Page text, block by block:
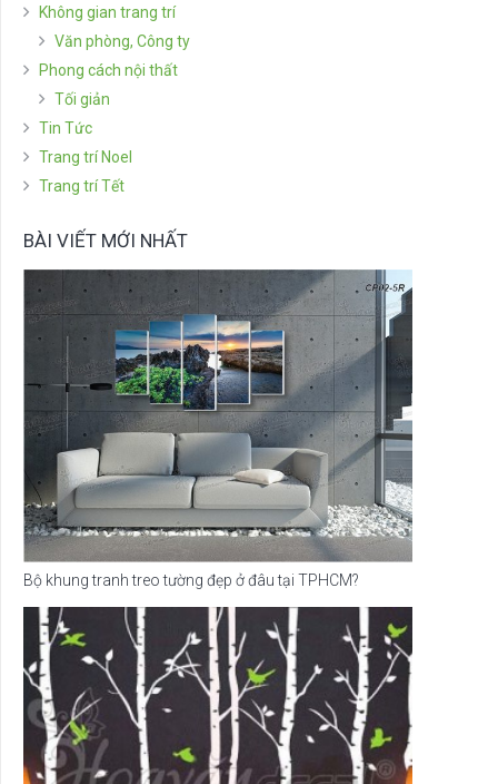
Không gian trang trí
Văn phòng, Công ty
Phong cách nội thất
Tối giản
Tin Tức
Trang trí Noel
Trang trí Tết
BÀI VIẾT MỚI NHẤT
Bộ khung tranh treo tường đẹp ở đâu tại TPHCM?